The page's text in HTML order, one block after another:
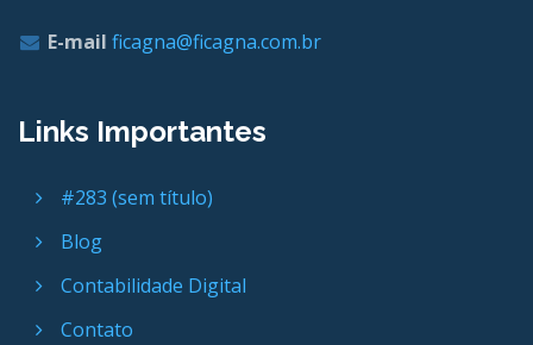
E-mail ficagna@ficagna.com.br
Links Importantes
#283 (sem título)
Blog
Contabilidade Digital
Contato